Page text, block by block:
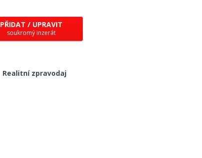
PŘIDAT / UPRAVIT
soukromý inzerát
Realitní zpravodaj